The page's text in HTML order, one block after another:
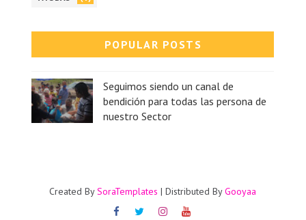
POPULAR POSTS
Seguimos siendo un canal de
bendición para todas las persona de
nuestro Sector
Created BySoraTemplates | Distributed ByGooyaa